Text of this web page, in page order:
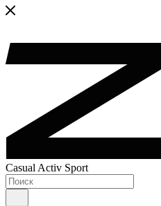
Casual Activ Sport